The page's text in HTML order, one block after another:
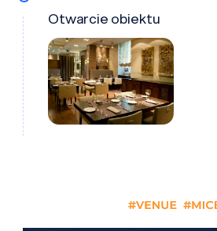
Otwarcie obiektu